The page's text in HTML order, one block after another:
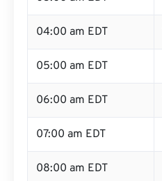
04:00 am EDT
05:00 am EDT
06:00 am EDT
07:00 am EDT
08:00 am EDT